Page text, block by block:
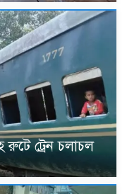
রুটে ট্রেন চলাচল